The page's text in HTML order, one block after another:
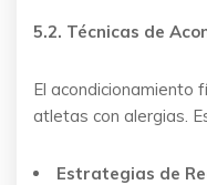
5.2. Técnicas de
El acondicionamiento
atletas con alergias.
Estrategias de